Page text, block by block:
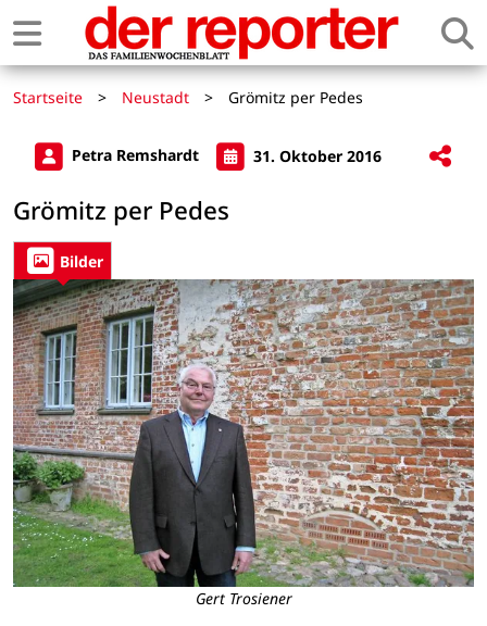
Startseite > Neustadt > Grömitz per Pedes
Petra Remshardt 31. Oktober 2016
Grömitz per Pedes
Bilder
Gert Trosiener